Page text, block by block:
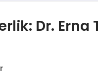
Dr.